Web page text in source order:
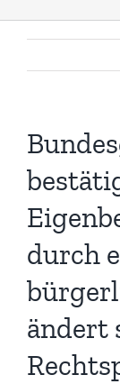
durch
ändert